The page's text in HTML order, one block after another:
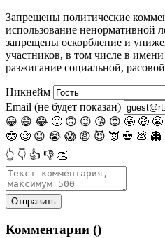
Запрещены политические
использование ненормативной
запрещены оскорбление и
участников, в том числе в
разжигание социальной,
Никнейм
Email (не будет показан)
😀 😄 😂 🙂 🙃 😉 😘 😍 🤪 🤑 😬
🤓 🧐 😟 😭 😱 😩 😈 👿 💀 💩 👻
👆 👇 👍 👎 👏
Комментарии ()